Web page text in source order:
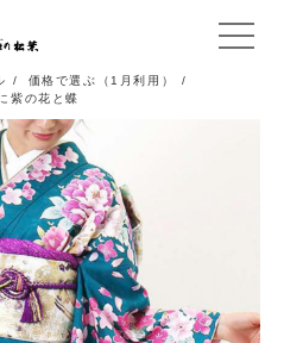
メ
/ 価格で選ぶ（1月利用）
/
紫の花と蝶